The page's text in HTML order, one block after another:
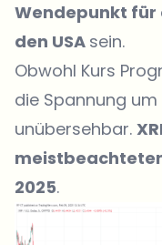
Wendepunkt für
den USA sein.
Obwohl Kurs
die Spannung
unübersehbar.
2025.